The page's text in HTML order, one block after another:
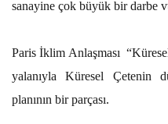
sanayine çok büyük bir darbe
Paris İklim Anlaşması
yalanıyla Küresel Çetenin
planının bir parçası.